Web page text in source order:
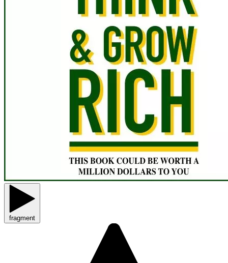
fragment